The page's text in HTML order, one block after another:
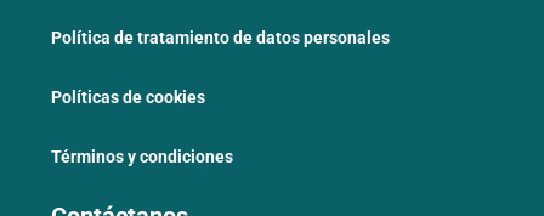
Política de tratamiento de datos personales
Políticas de cookies
Términos y condiciones